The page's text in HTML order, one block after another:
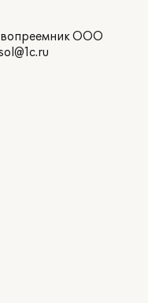
ООО